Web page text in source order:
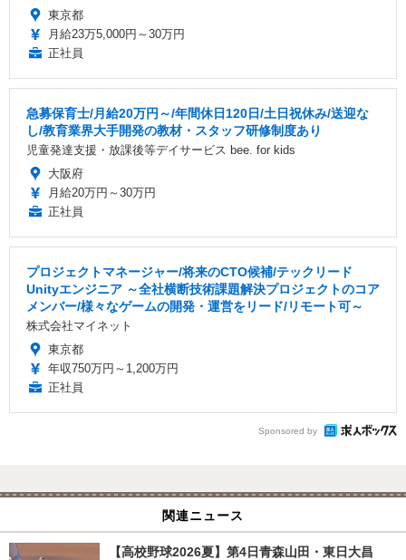
東京都
月給23万5,000円～30万円
正社員
急募保育士/月給20万円～/年間休日120日/土日祝休み/送迎な
し/教育業界大手開発の教材・スタッフ研修制度あり
児童発達支援・放課後等デイサービス bee. for kids
大阪府
月給20万円～30万円
正社員
プロジェクトマネージャー/将来のCTO候補/テックリード
Unityエンジニア ～全社横断技術課題解決プロジェクトのコア
メンバー/様々なゲームの開発・運営をリード/リモート可～
株式会社マイネット
東京都
年収750万円～1,200万円
正社員
Sponsored by
関連ニュース
【高校野球2026夏】第4日青森山田・東日大昌